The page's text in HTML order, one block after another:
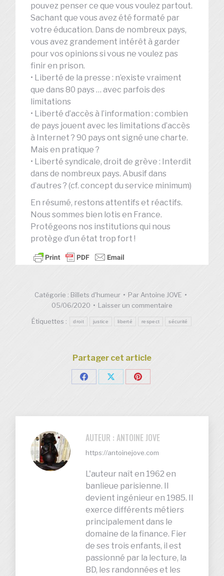
pouvez penser ce que vous voulez partout.
Sachant que vous avez été formaté par
votre éducation. Dans de nombreux pays,
vous avez grandement intérêt à garder
pour vos opinions si vous ne voulez pas
finir en prison.
• Liberté de la presse : n’existe vraiment
que dans 80 pays … avec parfois des
limitations
• Liberté d’accès à l’information : combien
de pays jouent avec les limitations d’accès
à Internet ? 90 pays ont signé une charte.
Mais en pratique ?
• Liberté syndicale, droit de grève : Interdit
dans de nombreux pays. Abusif dans
d’autres ? (cf. concept du service minimum)
En résumé, restons attentifs et réactifs.
Nous sommes bien lotis en France.
Protégeons nos institutions qui nous
protège d’un état trop fort !
Catégorie : Billets d'humeur Par Antoine JOVE
05/06/2020
Laisser un commentaire
Étiquettes :
droit justice liberté respect sécurité
Partager cet article
PartagerPartagerPartager
AUTEUR : ANTOINE JOVE
https://antoinejove.com
L'auteur naît en 1962 en
banlieue parisienne. Il
devient ingénieur en 1985. Il
exerce différents métiers
principalement dans le
domaine de la finance. Fier
de ses trois enfants, il est
passionné par la lecture, la
BD, les randonnées et les